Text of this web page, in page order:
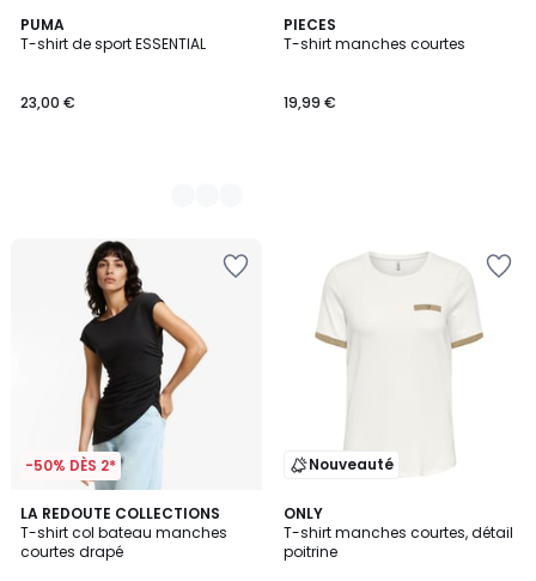
PUMA
T-shirt de sport ESSENTIAL
23,00 €
2
Couleurs
PIECES
T-shirt manches courtes
19,99 €
-50% DÈS 2*
LA REDOUTE COLLECTIONS
T-shirt col bateau manches
courtes drapé
Nouveauté
ONLY
T-shirt manches courtes, détail
poitrine
2
Couleurs